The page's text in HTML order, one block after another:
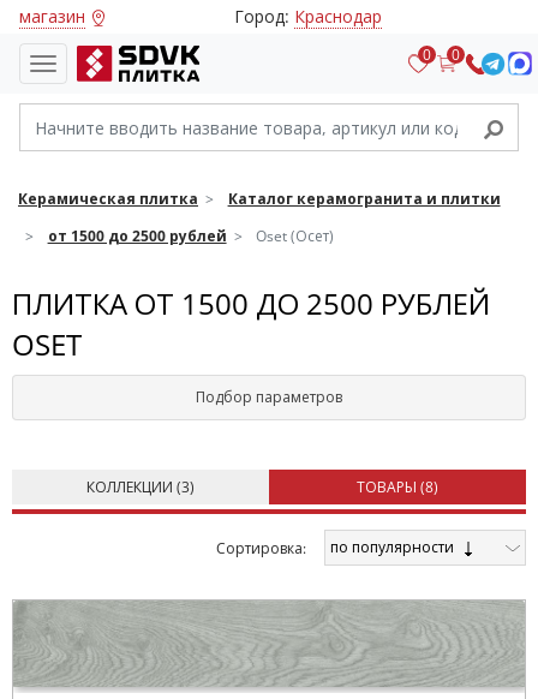
магазин Город: Краснодар
0 0
Керамическая плитка
Каталог керамогранита и плитки
от 1500 до 2500 рублей
Oset (Осет)
ПЛИТКА ОТ 1500 ДО 2500 РУБЛЕЙ
OSET
Подбор параметров
КОЛЛЕКЦИИ (3) ТОВАРЫ (8)
Cортировка: по популярности